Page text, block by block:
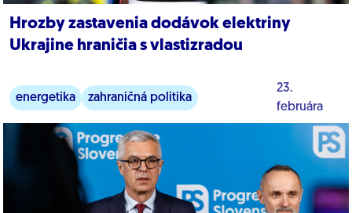
Hrozby zastavenia dodávok elektriny
Ukrajine hraničia s vlastizradou
energetika
zahraničná politika
vojna na ukrajine
23.
februára